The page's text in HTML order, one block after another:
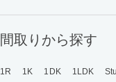
間取りから探す
1R 1K 1DK 1LDK